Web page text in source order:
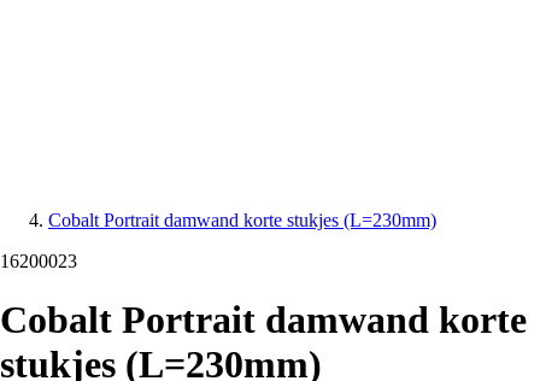
Cobalt Portrait damwand korte stukjes (L=230mm)
16200023
Cobalt Portrait damwand korte
stukjes (L=230mm)